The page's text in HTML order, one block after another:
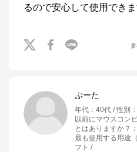
るので安心して使用できま
ぷーた
年代 ： 40代 性別 ：
以前にマウスコン
とはありますか？ ：
最も使用する用途
フト